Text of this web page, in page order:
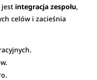
integracja zespołu,
celów i zacieśnia